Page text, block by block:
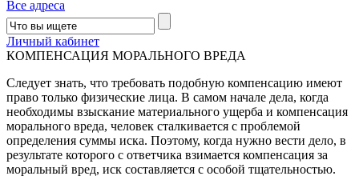
Все адреса
Личный кабинет
КОМПЕНСАЦИЯ МОРАЛЬНОГО ВРЕДА
Следует знать, что требовать подобную компенсацию имеют
право только физические лица. В самом начале дела, когда
необходимы взыскание материального ущерба и компенсация
морального вреда, человек сталкивается с проблемой
определения суммы иска. Поэтому, когда нужно вести дело, в
результате которого с ответчика взимается компенсация за
моральный вред, иск составляется с особой тщательностью.